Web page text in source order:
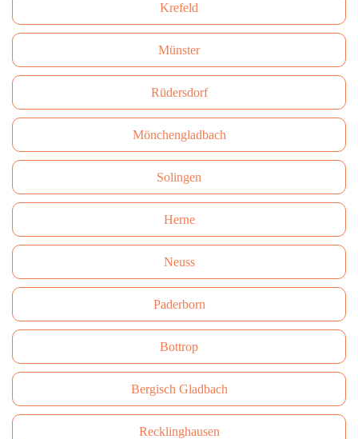
Krefeld
Münster
Rüdersdorf
Mönchengladbach
Solingen
Herne
Neuss
Paderborn
Bottrop
Bergisch Gladbach
Recklinghausen